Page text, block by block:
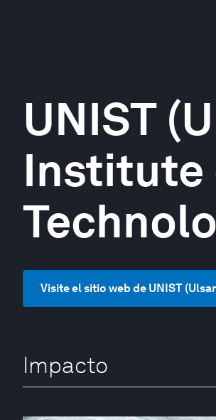
UNIST
Institute
Visite el sitio web de UNIST
Impacto